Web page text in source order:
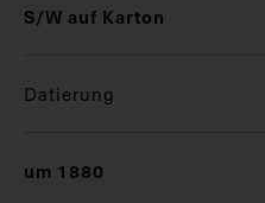
S/W auf Karton
Datierung
um 1880